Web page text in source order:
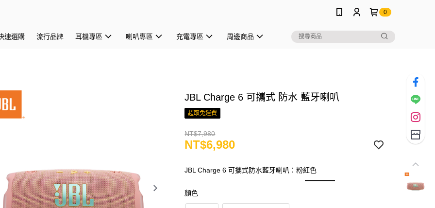
0
速選購 流行品牌 耳機專區 喇叭專區 充電專區 周邊商品
JBL Charge 6 可攜式 防水 藍牙喇叭
超取免運費
NT$7,980
NT$6,980
JBL Charge 6 可攜式防水藍牙喇叭：粉紅色
顏色